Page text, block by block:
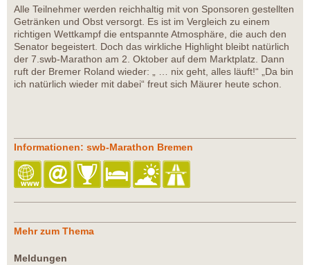
Alle Teilnehmer werden reichhaltig mit von Sponsoren gestellten
Getränken und Obst versorgt. Es ist im Vergleich zu einem
richtigen Wettkampf die entspannte Atmosphäre, die auch den
Senator begeistert. Doch das wirkliche Highlight bleibt natürlich
der 7.swb-Marathon am 2. Oktober auf dem Marktplatz. Dann
ruft der Bremer Roland wieder: „ … nix geht, alles läuft!“ „Da bin
ich natürlich wieder mit dabei“ freut sich Mäurer heute schon.
Informationen: swb-Marathon Bremen
Mehr zum Thema
Meldungen